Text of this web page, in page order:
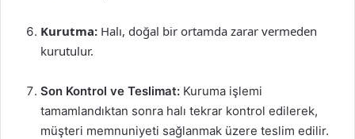
Kurutma: Halı, doğal bir ortamda zarar vermeden
kurutulur.
Son Kontrol ve Teslimat: Kuruma işlemi
tamamlandıktan sonra halı tekrar kontrol edilerek,
müşteri memnuniyeti sağlanmak üzere teslim edilir.